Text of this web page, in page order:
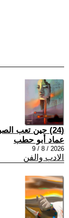
(24) حين تعب الصبر
عماد أبو حطب
2026 / 8 / 9
الادب والفن